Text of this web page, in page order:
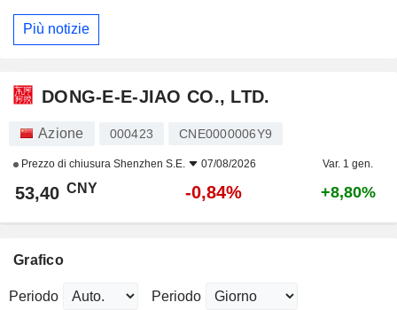
Più notizie
DONG-E-E-JIAO CO., LTD.
Azione 000423 CNE0000006Y9
Prezzo di chiusura Shenzhen S.E. 07/08/2026 Var. 1 gen.
53,40 CNY -0,84% +8,80%
Grafico
Periodo Periodo